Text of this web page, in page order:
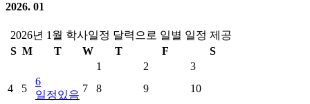
2026. 01
2026년 1월 학사일정 달력으로 일별 일정 제공
S M T W T F
S
1
2
3
4
5
6
일정있음
7 8 9 10